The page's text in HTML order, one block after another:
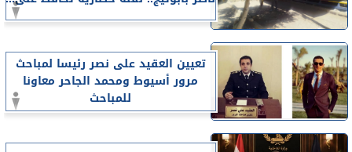
تعيين العقيد على نصر رئيسا لمباحث
مرور أسيوط ومحمد الجاحر معاونا
للمباحث